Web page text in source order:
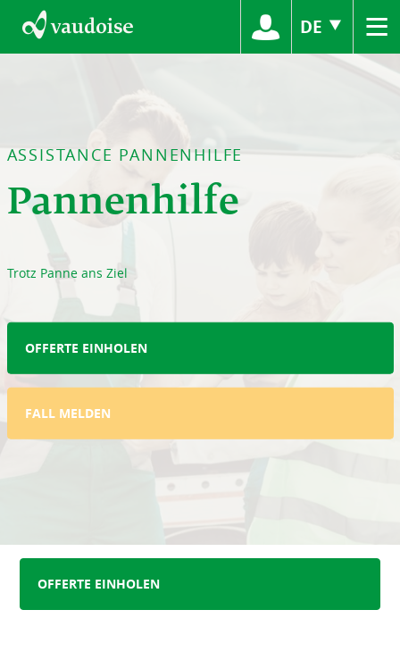
DE ≡
ASSISTANCE PANNENHILFE
Pannenhilfe
Trotz Panne ans Ziel
OFFERTE EINHOLEN
FALL MELDEN
OFFERTE EINHOLEN